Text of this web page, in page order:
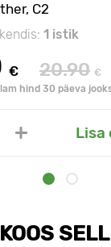
С2
1 istik
€ 20.90 €
hind 30 päeva
Lisa